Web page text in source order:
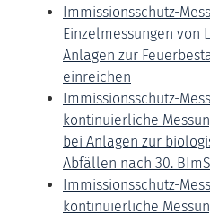
Immissionsschutz-
Einzelmessungen von
Anlagen zur
einreichen
Immissionsschutz-
kontinuierliche
bei Anlagen zur
Abfällen nach 30.
Immissionsschutz-
kontinuierliche